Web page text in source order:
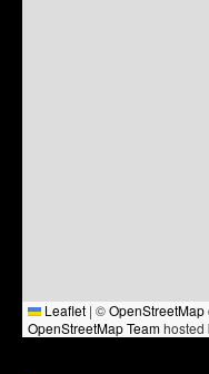
Leaflet | ©OpenStreetMap
OpenStreetMap Teamhosted